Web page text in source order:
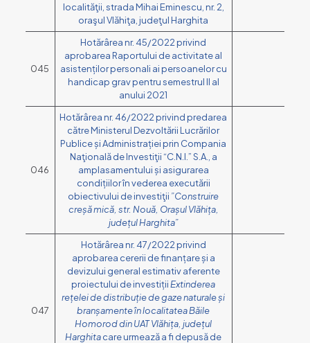
localităţii, strada Mihai Eminescu, nr. 2,
oraşul Vlăhiţa, judeţul Harghita
045
Hotărârea nr. 45/2022 privind
aprobarea Raportului de activitate al
asistenților personali ai persoanelor cu
handicap grav pentru semestrul II al
anului 2021
046
Hotărârea nr. 46/2022 privind predarea
către Ministerul Dezvoltării Lucrărilor
Publice și Administrației prin Compania
Naţională de Investiţii “C.N.I.” S.A., a
amplasamentului și asigurarea
condițiilor în vederea executării
obiectivului de investiţii ”Construire
creșă mică, str. Nouă, Orașul Vlăhița,
județul Harghita”
047
Hotărârea nr. 47/2022 privind
aprobarea cererii de finanțare și a
devizului general estimativ aferente
proiectului de investițiiExtinderea
rețelei de distribuție de gaze naturale și
branșamente în localitatea Băile
Homorod din UAT Vlăhița, județul
Harghitacare urmează a fi depusă de